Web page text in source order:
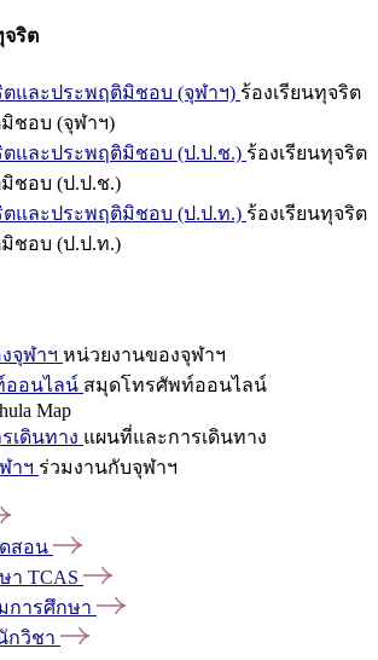
จริต
ตและประพฤติมิชอบ (จุฬาฯ) ร้องเรียนทุจริต
ชอบ (จุฬาฯ)
ตและประพฤติมิชอบ (ป.ป.ช.) ร้องเรียนทุจริต
ชอบ (ป.ป.ช.)
ตและประพฤติมิชอบ (ป.ป.ท.) ร้องเรียนทุจริต
ชอบ (ป.ป.ท.)
จุฬาฯ หน่วยงานของจุฬาฯ
ออนไลน์ สมุดโทรศัพท์ออนไลน์
Map
เดินทาง แผนที่และการเดินทาง
าฯ ร่วมงานกับจุฬาฯ
สอน
า TCAS
การศึกษา
กวิชา